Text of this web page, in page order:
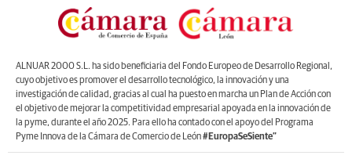
ALNUAR 2000 S.L. ha sido beneficiaria del Fondo Europeo de Desarrollo Regional,
cuyo objetivo es promover el desarrollo tecnológico, la innovación y una
investigación de calidad, gracias al cual ha puesto en marcha un Plan de Acción con
el objetivo de mejorar la competitividad empresarial apoyada en la innovación de
la pyme, durante el año 2025. Para ello ha contado con el apoyo del Programa
Pyme Innova de la Cámara de Comercio de León#EuropaSeSiente”